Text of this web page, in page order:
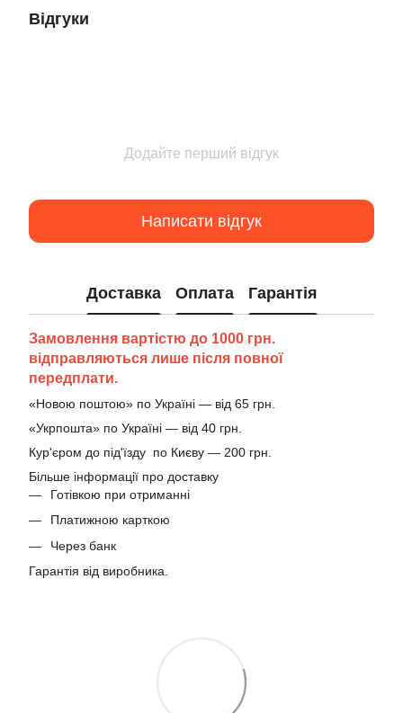
Відгуки
Додайте перший відгук
Написати відгук
Доставка Оплата Гарантія
Замовлення вартістю до 1000 грн.
відправляються лише після повної
передплати.
«Новою поштою» по Україні — від 65 грн.
«Укрпошта» по Україні — від 40 грн.
Кур'єром до під'їзду по Києву — 200 грн.
Більше інформації про доставку
Готівкою при отриманні
Платижною карткою
Через банк
Гарантія від виробника.